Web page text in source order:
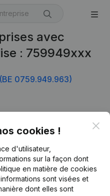
avec
: 759949xxx
(BE 0759.949.963)
cookies !
d'utilisateur,
sur la façon dont
en matière de cookies
sont visées et
dont elles sont
Informations d’entreprise
Monitoring
Recherche internationale
Prospection